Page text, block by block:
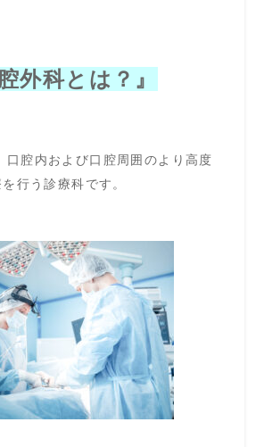
外科とは？』
口腔内および口腔周囲のより高度
行う診療科です。